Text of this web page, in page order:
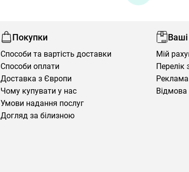
Покупки
Способи та вартість доставки
Способи оплати
Доставка з Європи
Чому купувати у нас
Умови надання послуг
Догляд за білизною
Мій
Перелік
Відмова